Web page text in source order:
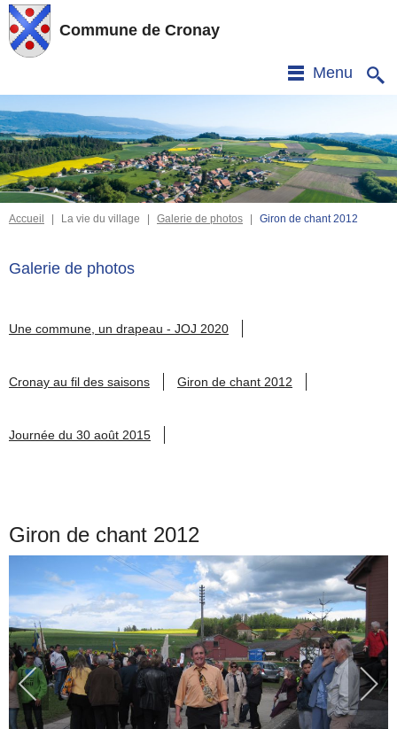
Commune de Cronay
Menu
Accueil | La vie du village | Galerie de photos | Giron de chant 2012
Galerie de photos
Une commune, un drapeau - JOJ 2020
Cronay au fil des saisons Giron de chant 2012
Journée du 30 août 2015
Giron de chant 2012